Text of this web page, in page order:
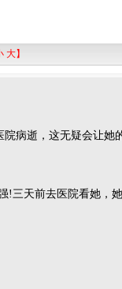
大】
院病逝，这无疑会让她
!三天前去医院看她，